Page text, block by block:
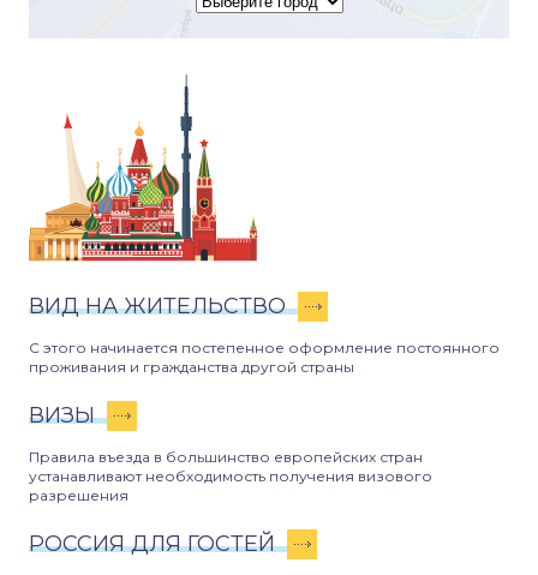
ВИД НА ЖИТЕЛЬСТВО
С этого начинается постепенное оформление постоянного
проживания и гражданства другой страны
ВИЗЫ
Правила въезда в большинство европейских стран
устанавливают необходимость получения визового
разрешения
РОССИЯ ДЛЯ ГОСТЕЙ